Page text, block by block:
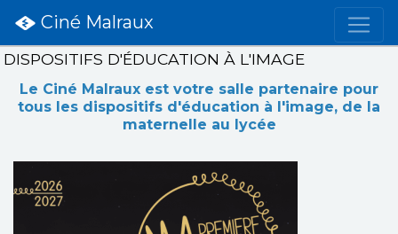
Ciné Malraux
DISPOSITIFS D'ÉDUCATION À L'IMAGE
Le Ciné Malraux est votre salle partenaire pour
tous les dispositifs d'éducation à l'image, de la
maternelle au lycée